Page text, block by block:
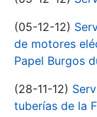
(05-12-12)
de motores
Papel Burgos
(28-11-12)
tuberías de la